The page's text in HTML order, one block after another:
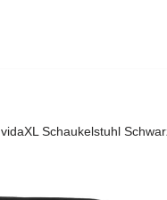
vidaXL Schaukelstuhl